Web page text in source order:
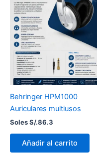
Behringer HPM1000
Auriculares multiusos
Soles S/.86.3
Añadir al carrito